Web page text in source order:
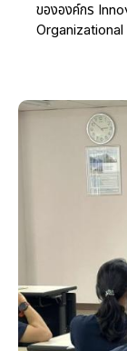
ขององค์กร